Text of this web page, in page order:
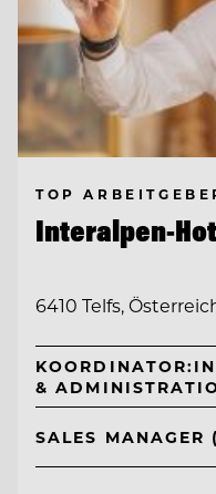
TOP
Interalpen-
6410 Telfs,
&
SALES MANAGER